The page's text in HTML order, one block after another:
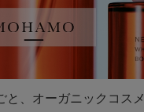
と、オーガニックコスメ